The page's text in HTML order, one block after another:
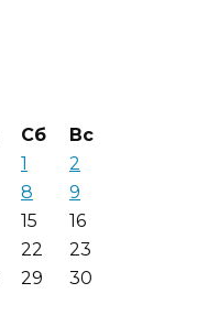
Сб
Вс
1
2
8
9
15
16
22
23
29
30